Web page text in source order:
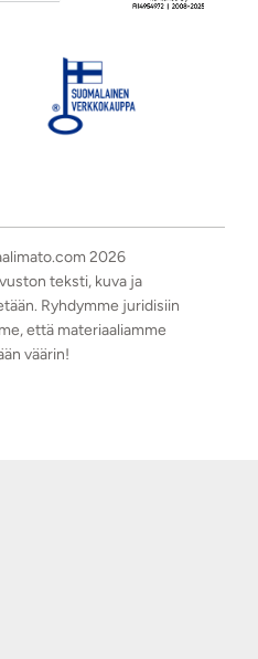
2026
teksti, kuva ja
Ryhdymme juridisiin
että materiaaliamme
väärin!